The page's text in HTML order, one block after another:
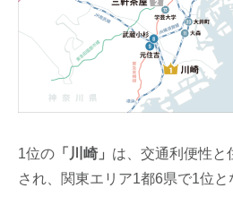
1位の 「川崎」 は、交通利便性と
され、関東エリア1都6県で1位と